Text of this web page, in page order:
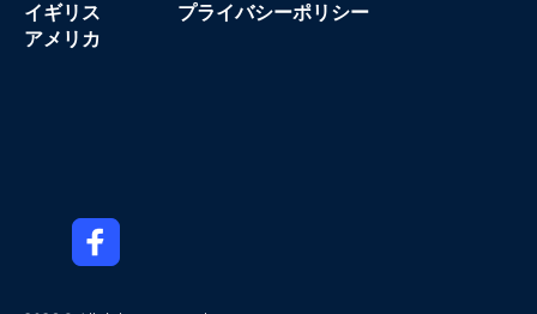
イギリス
アメリカ
プライバシーポリシー